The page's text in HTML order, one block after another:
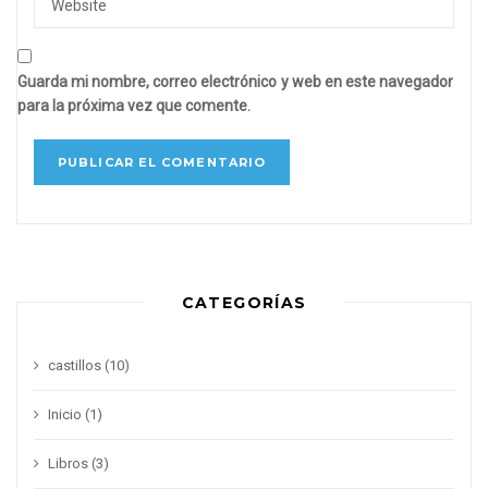
Guarda mi nombre, correo electrónico y web en este navegador
para la próxima vez que comente.
CATEGORÍAS
castillos (10)
Inicio (1)
Libros (3)